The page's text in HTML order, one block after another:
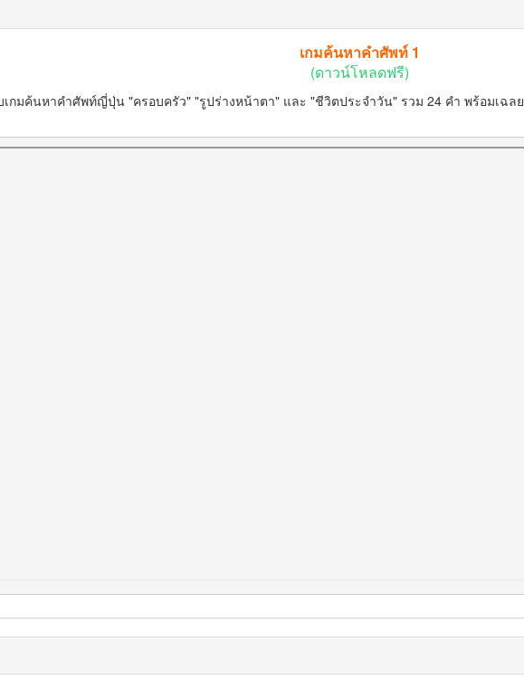
เกมค้นหาคำศัพท์ 1
(ดาวน์โหลดฟรี)
มค้นหาคำศัพท์ญี่ปุ่น "ครอบครัว" "รูปร่างหน้าตา" และ "ชีวิตประจำวัน" รวม 24 คำ พร้อมเฉลย